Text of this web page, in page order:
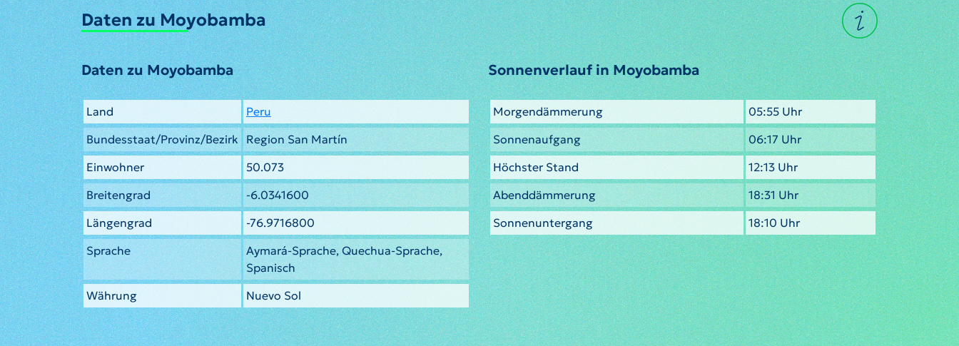
Daten zu Moyobamba
Daten zu Moyobamba
Land
Peru
Bundesstaat/Provinz/Bezirk Region San Martín
Einwohner
50.073
Breitengrad
-6.0341600
Längengrad
-76.9716800
Sprache
Aymará-Sprache, Quechua-Sprache,
Spanisch
Währung
Nuevo Sol
Sonnenverlauf in Moyobamba
Morgendämmerung
05:55 Uhr
Sonnenaufgang
06:17 Uhr
Höchster Stand
12:13 Uhr
Abenddämmerung
18:31 Uhr
Sonnenuntergang
18:10 Uhr